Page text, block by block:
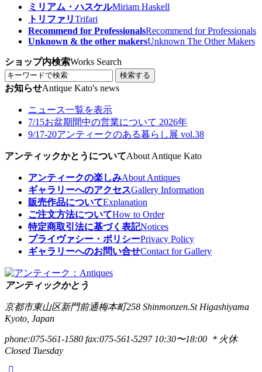
ミリアム・ハスケルMiriam Haskell
トリファリTrifari
Recommend for ProfessionalsRecommend for Professionals
Unknown & the other makersUnknown The Other Makers
ショップ内検索Works Search
検索する
お知らせAntique Kato's news
ニュース一覧を表示
7/15お盆期間中の営業について 2026年
9/17-20アンティークのある暮らし展 vol.38
アンティックかとうについてAbout Antique Kato
アンティークの楽しみAbout Antiques
ギャラリーへのアクセスGallery Information
販売作品についてExplanation
ご注文方法についてHow to Order
特定商取引法に基づく表記Notices
プライヴァシー・ポリシーPrivacy Policy
ギャラリーへのお問い合せContact for Gallery
アンティックかとう
京都市東山区新門前通梅本町258 Shinmonzen.St Higashiyama
Kyoto, Japan
phone:075-561-1580 fax:075-561-5297 10:30〜18:00 ＊火休
Closed Tuesday